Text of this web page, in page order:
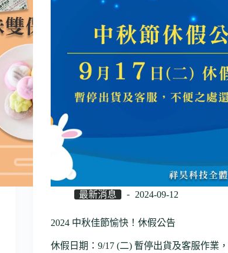
最新消息 2024-09-12
2024 中秋佳節愉快！休假公告
休假日期：9/17 (二) 暫停出貨及客服作業